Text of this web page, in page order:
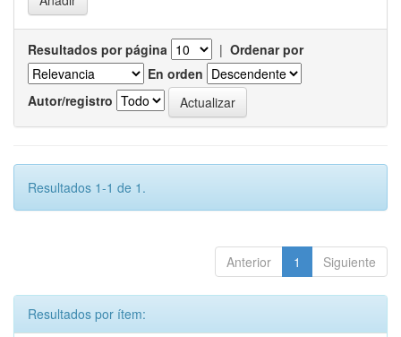
Resultados por página | Ordenar por
En orden
Autor/registro
Resultados 1-1 de 1.
Anterior 1 Siguiente
Resultados por ítem: